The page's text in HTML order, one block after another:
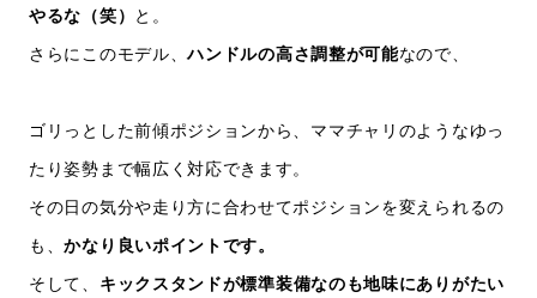
やるな（笑）
と。
さらにこのモデル、ハンドルの高さ調整が可能なので、
ゴリっとした前傾ポジションから、ママチャリのようなゆっ
たり姿勢まで幅広く対応できます。
その日の気分や走り方に合わせてポジションを変えられるの
も、かなり良いポイントです。
そして、 キックスタンドが標準装備なのも地味にありがたい